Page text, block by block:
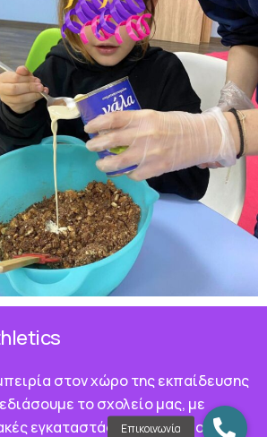
στον χώρο της εκπαίδευσης
το σχολείο μας, με
εγκαταστάσεις που τηρούν τις